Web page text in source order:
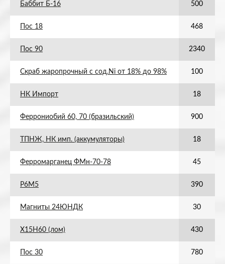
Баббит Б-16 500
Пос 18 468
Пос 90 2340
Скраб жаропрочный с сод.Ni от 18% до 98% 100
НК Импорт 18
Феррониобий 60, 70 (бразильский) 900
ТПНЖ, НК имп. (аккумуляторы) 18
Ферромарганец ФМн-70-78 45
Р6М5 390
Магниты 24ЮНДК 30
Х15Н60 (лом) 430
Пос 30 780